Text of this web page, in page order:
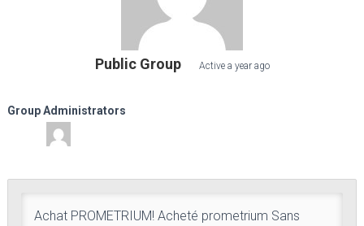
Public Group Active a year ago
Group
Group Administrators
Achat PROMETRIUM! Acheté prometrium Sans